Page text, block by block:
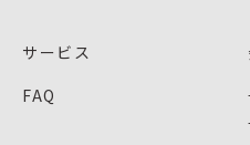
サービス
FAQ